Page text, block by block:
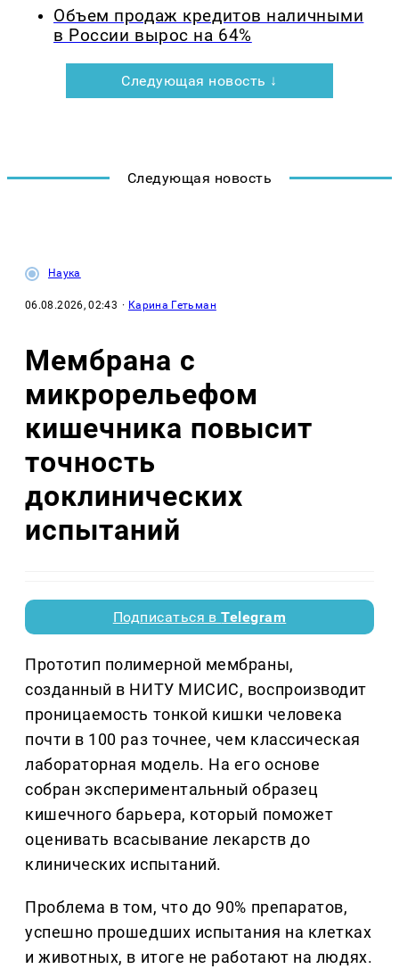
Объем продаж кредитов наличными
в России вырос на 64%
Следующая новость ↓
Следующая новость
Наука
06.08.2026, 02:43 · Карина Гетьман
Мембрана с
микрорельефом
кишечника повысит
точность
доклинических
испытаний
Подписаться вTelegram
Прототип полимерной мембраны,
созданный в НИТУ МИСИС, воспроизводит
проницаемость тонкой кишки человека
почти в 100 раз точнее, чем классическая
лабораторная модель. На его основе
собран экспериментальный образец
кишечного барьера, который поможет
оценивать всасывание лекарств до
клинических испытаний.
Проблема в том, что до 90% препаратов,
успешно прошедших испытания на клетках
и животных, в итоге не работают на людях.